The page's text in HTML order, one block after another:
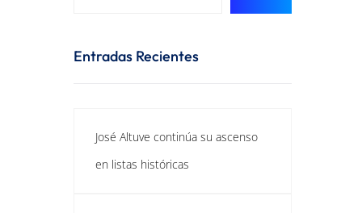
Entradas Recientes
José Altuve continúa su ascenso
en listas históricas